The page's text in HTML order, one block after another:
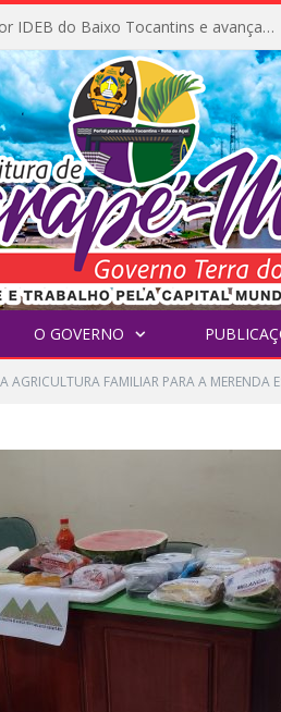
Igarapé-Miri conquista o melhor IDEB do Baixo Tocantins e avança na qualidade da educação pública
O GOVERNO
AGRICULTURA FAMILIAR PARA A MERENDA